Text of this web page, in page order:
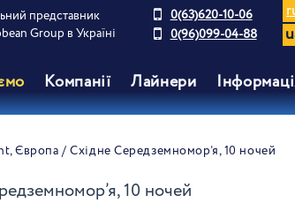
представник
Group в Україні
0(63)620-10-06
0(96)099-04-88
Компанії Лайнери
Європа / Східне Середземномор’я, 10 ночей
10 ночей